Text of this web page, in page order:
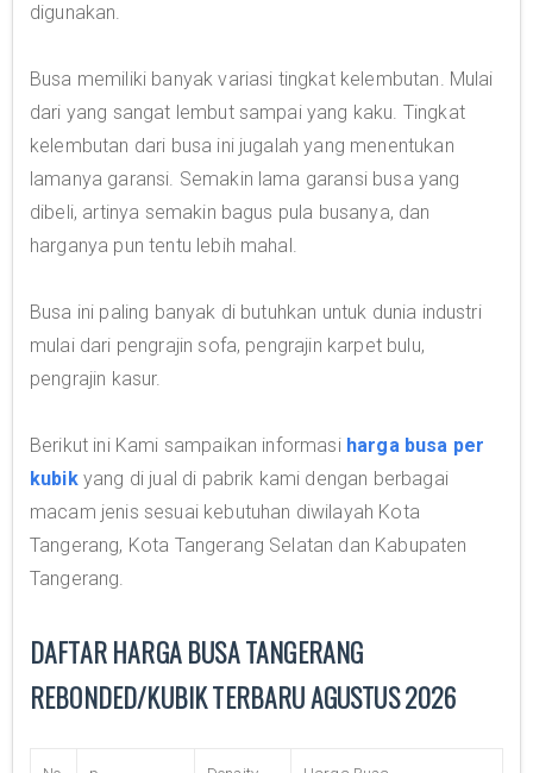
digunakan.
Busa memiliki banyak variasi tingkat kelembutan. Mulai
dari yang sangat lembut sampai yang kaku. Tingkat
kelembutan dari busa ini jugalah yang menentukan
lamanya garansi. Semakin lama garansi busa yang
dibeli, artinya semakin bagus pula busanya, dan
harganya pun tentu lebih mahal.
Busa ini paling banyak di butuhkan untuk dunia industri
mulai dari pengrajin sofa, pengrajin karpet bulu,
pengrajin kasur.
Berikut ini Kami sampaikan informasi harga busa per
kubikyang di jual di pabrik kami dengan berbagai
macam jenis sesuai kebutuhan diwilayah Kota
Tangerang, Kota Tangerang Selatan dan Kabupaten
Tangerang.
DAFTAR HARGA BUSA TANGERANG
REBONDED/KUBIK TERBARU AGUSTUS 2026